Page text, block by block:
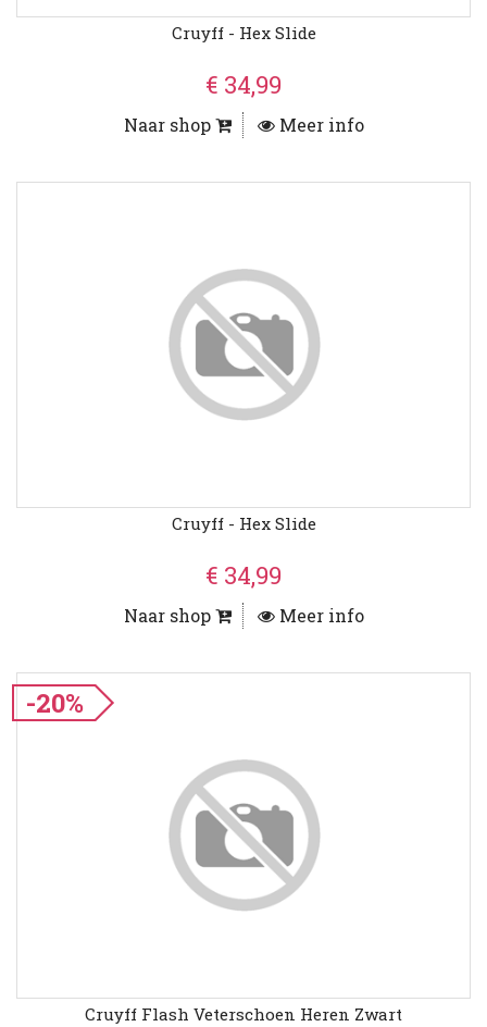
Cruyff - Hex Slide
€ 34,99
Naar shop Meer info
Cruyff - Hex Slide
€ 34,99
Naar shop Meer info
-20%
Cruyff Flash Veterschoen Heren Zwart